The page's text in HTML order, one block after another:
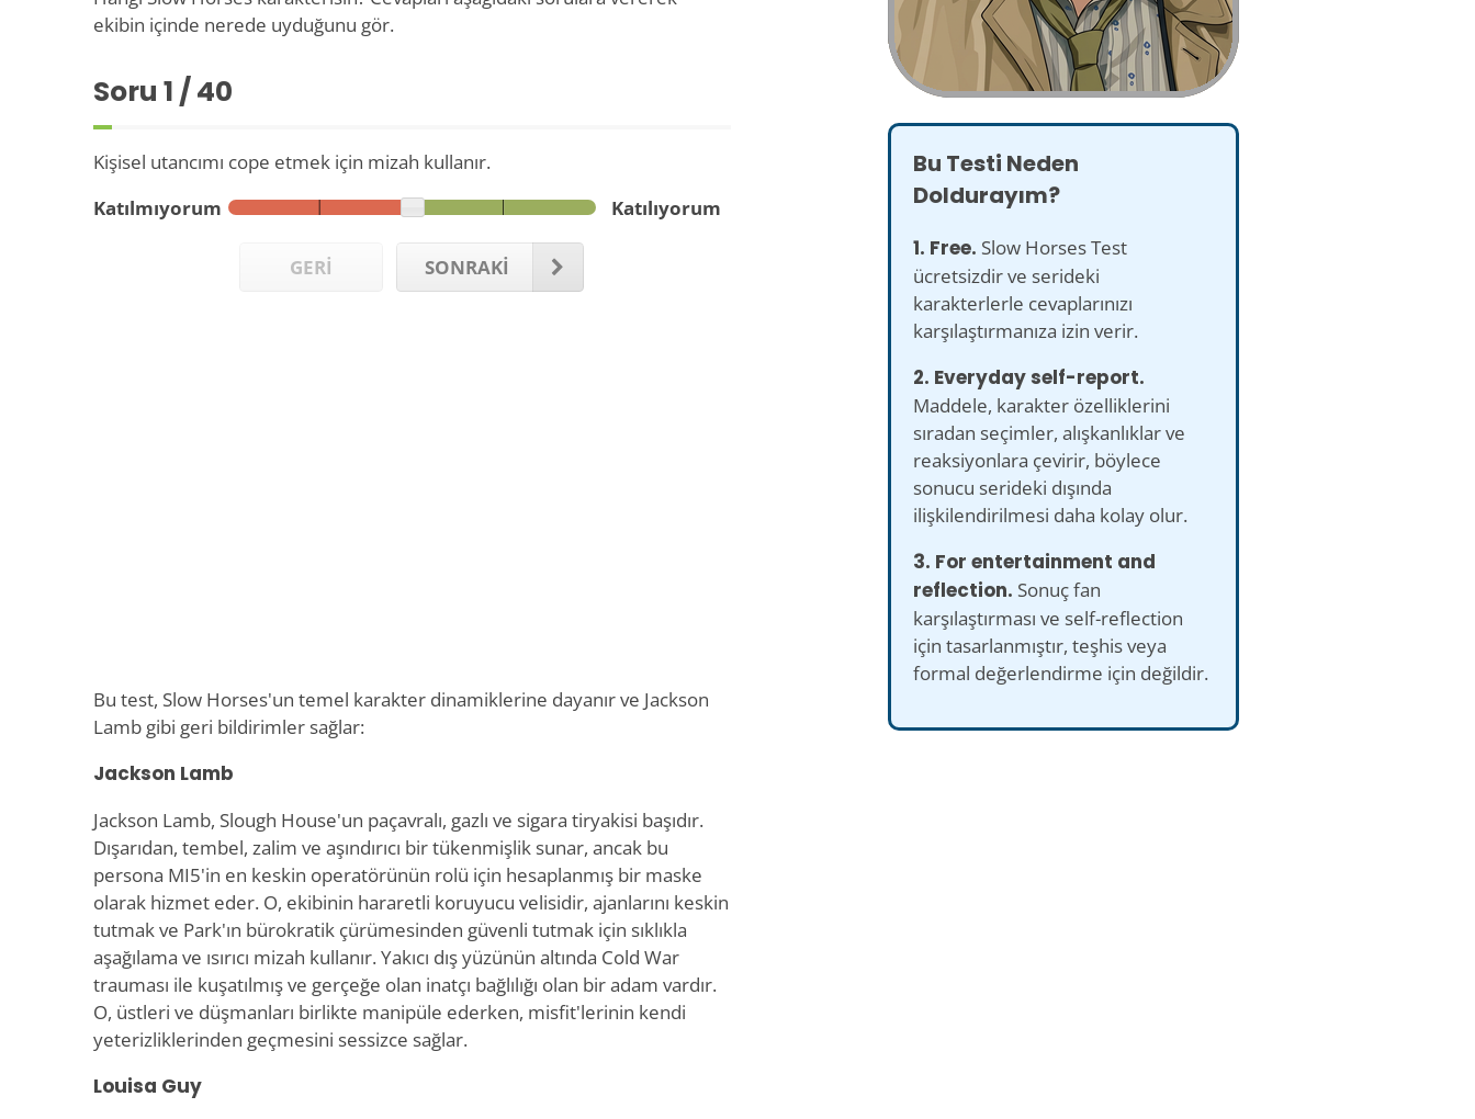
ekibin içinde nerede uyduğunu gör.
Soru 1 / 40
Kişisel utancımı cope etmek için mizah kullanır.
Katılmıyorum
Katılıyorum
GERİ SONRAKİ
Bu test, Slow Horses'un temel karakter dinamiklerine dayanır ve Jackson
Lamb gibi geri bildirimler sağlar:
Jackson Lamb
Jackson Lamb, Slough House'un paçavralı, gazlı ve sigara tiryakisi başıdır.
Dışarıdan, tembel, zalim ve aşındırıcı bir tükenmişlik sunar, ancak bu
persona MI5'in en keskin operatörünün rolü için hesaplanmış bir maske
olarak hizmet eder. O, ekibinin hararetli koruyucu velisidir, ajanlarını keskin
tutmak ve Park'ın bürokratik çürümesinden güvenli tutmak için sıklıkla
aşağılama ve ısırıcı mizah kullanır. Yakıcı dış yüzünün altında Cold War
trauması ile kuşatılmış ve gerçeğe olan inatçı bağlılığı olan bir adam vardır.
O, üstleri ve düşmanları birlikte manipüle ederken, misfit'lerinin kendi
yeterizliklerinden geçmesini sessizce sağlar.
Louisa Guy
Bu Testi Neden
Doldurayım?
1. Free. Slow Horses Test
ücretsizdir ve serideki
karakterlerle cevaplarınızı
karşılaştırmanıza izin verir.
2. Everyday self-report.
Maddele, karakter özelliklerini
sıradan seçimler, alışkanlıklar ve
reaksiyonlara çevirir, böylece
sonucu serideki dışında
ilişkilendirilmesi daha kolay olur.
3. For entertainment and
reflection. Sonuç fan
karşılaştırması ve self-reflection
için tasarlanmıştır, teşhis veya
formal değerlendirme için değildir.